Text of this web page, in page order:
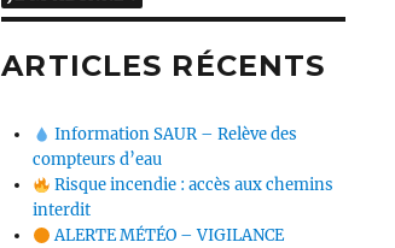
ARTICLES RÉCENTS
Information SAUR – Relève des
compteurs d’eau
Risque incendie : accès aux chemins
interdit
ALERTE MÉTÉO – VIGILANCE